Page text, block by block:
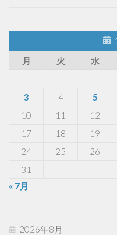
月
火 水
3
4 5
10
11 12
17
18 19
24
25 26
31
« 7月
2026年8月